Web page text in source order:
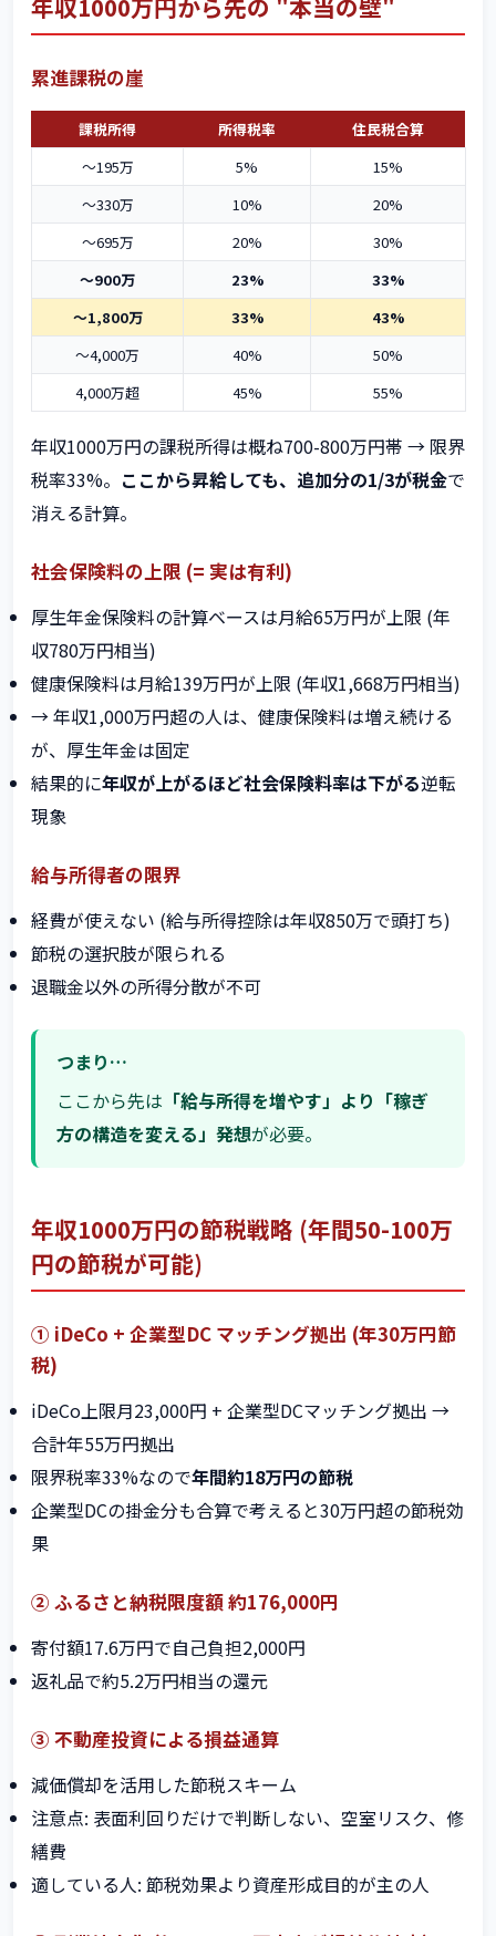
累進課税の崖
課税所得 所得税率
住民税合算
〜195万
5%
15%
〜330万
10%
20%
〜695万
20%
30%
〜900万
23%
33%
〜1,800万
33%
43%
〜4,000万
40%
50%
4,000万超
45% 55%
年収1000万円の課税所得は概ね700-800万円帯 → 限界
税率33%。 ここから昇給しても、追加分の1/3が税金で
消える計算。
社会保険料の上限 (= 実は有利)
厚生年金保険料の計算ベースは月給65万円が上限 (年
収780万円相当)
健康保険料は月給139万円が上限 (年収1,668万円相当)
→ 年収1,000万円超の人は、健康保険料は増え続ける
が、厚生年金は固定
結果的に年収が上がるほど社会保険料率は下がる逆転
現象
給与所得者の限界
経費が使えない (給与所得控除は年収850万で頭打ち)
節税の選択肢が限られる
退職金以外の所得分散が不可
つまり…
ここから先は 「給与所得を増やす」より「稼ぎ
方の構造を変える」発想が必要。
年収1000万円の節税戦略 (年間50-100万
円の節税が可能)
① iDeCo + 企業型DC マッチング拠出 (年30万円節
税)
iDeCo上限月23,000円 + 企業型DCマッチング拠出 →
合計年55万円拠出
限界税率33%なので年間約18万円の節税
企業型DCの掛金分も合算で考えると30万円超の節税効
果
② ふるさと納税限度額 約176,000円
寄付額17.6万円で自己負担2,000円
返礼品で約5.2万円相当の還元
③ 不動産投資による損益通算
減価償却を活用した節税スキーム
注意点: 表面利回りだけで判断しない、空室リスク、修
繕費
適している人: 節税効果より資産形成目的が主の人